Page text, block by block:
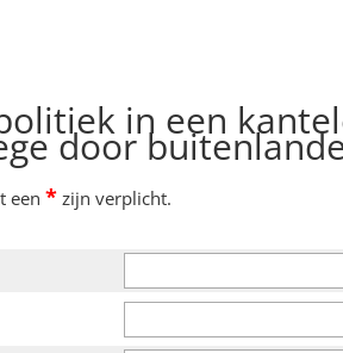
in een
door
een * zijn verplicht.